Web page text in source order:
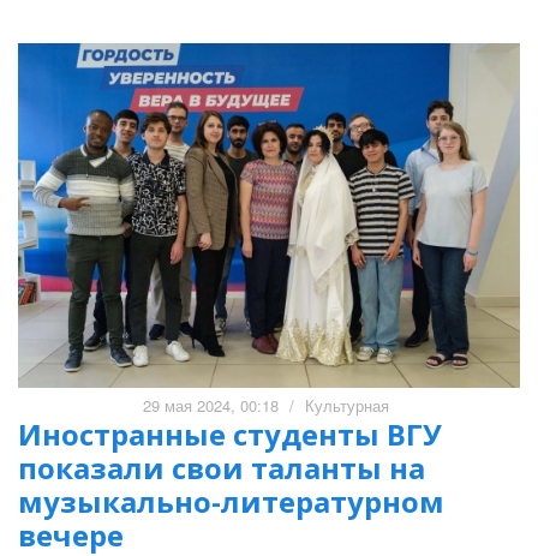
29 мая 2024, 00:18 / Культурная
Иностранные студенты ВГУ
показали свои таланты на
музыкально-литературном
вечере